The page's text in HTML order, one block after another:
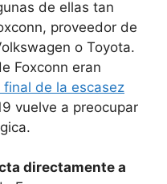
de ellas tan
proveedor de
o Toyota.
Foxconn eran
final de la escasez
vuelve a preocupar
directamente a